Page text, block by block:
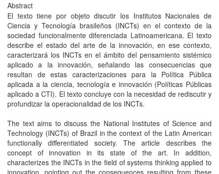
Abstract
El texto tiene por objeto discutir los Institutos Nacionales de
Ciencia y Tecnología brasileños (INCTs) en el contexto de la
sociedad funcionalmente diferenciada Latinoamericana. El texto
describe el estado del arte de la innovación, en ese contexto,
caracterizará los INCTs en el ámbito del pensamiento sistémico
aplicado a la innovación, señalando las consecuencias que
resultan de estas caracterizaciones para la Política Pública
aplicada a la ciencia, tecnología e innovación (Políticas Públicas
aplicado a CTI). El texto concluye con la necesidad de rediscutir y
profundizar la operacionalidad de los INCTs.
The text aims to discuss the National Institutes of Science and
Technology (INCTs) of Brazil in the context of the Latin American
functionally differentiated society. The article describes the
concept of innovation in its state of the art. In addition,
characterizes the INCTs in the field of systems thinking applied to
innovation, pointing out the consequences resulting from these